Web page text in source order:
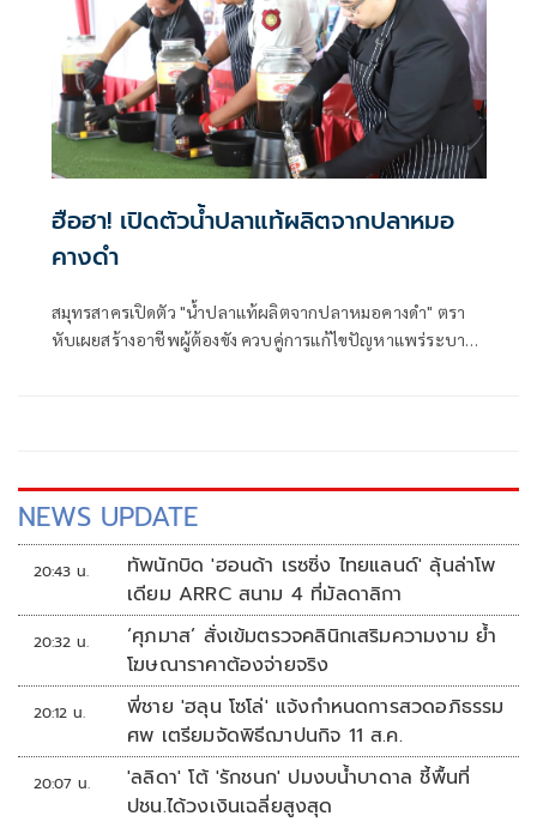
ฮือฮา! เปิดตัวน้ำปลาแท้ผลิตจากปลาหมอ
คางดำ
สมุทรสาครเปิดตัว "น้ำปลาแท้ผลิตจากปลาหมอคางดำ" ตรา
หับเผยสร้างอาชีพผู้ต้องขัง ควบคู่การแก้ไขปัญหาแพร่ระบาด
NEWS UPDATE
20:43 น.
ทัพนักบิด 'ฮอนด้า เรซซิ่ง ไทยแลนด์' ลุ้นล่าโพ
เดียม ARRC สนาม 4 ที่มัลดาลิกา
20:32 น.
‘ศุภมาส’ สั่งเข้มตรวจคลินิกเสริมความงาม ย้ำ
โฆษณาราคาต้องจ่ายจริง
20:12 น.
พี่ชาย 'ฮลุน โซโล่' แจ้งกำหนดการสวดอภิธรรม
ศพ เตรียมจัดพิธีฌาปนกิจ 11 ส.ค.
20:07 น.
'ลลิดา' โต้ 'รักชนก' ปมงบน้ำบาดาล ชี้พื้นที่
ปชน.ได้วงเงินเฉลี่ยสูงสุด